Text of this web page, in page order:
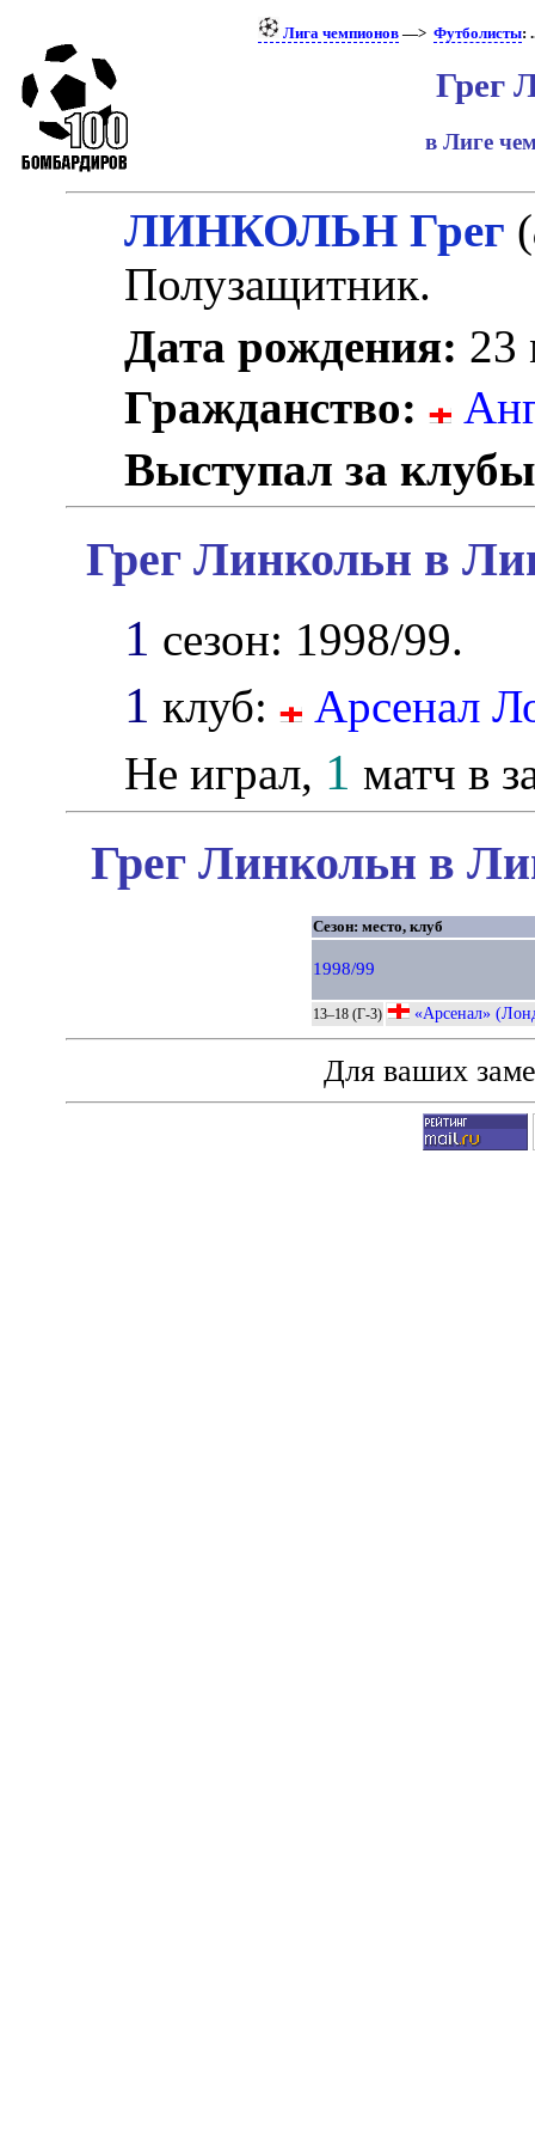
Лига чемпионов —>Футболисты:
Грег
в Лиге
ЛИНКОЛЬН Грег (
Полузащитник.
Дата рождения: 23
Гражданство:
Выступал за
Грег Линкольн в
1 сезон: 1998/99.
1 клуб:
Арсенал
Не играл, 1 матч в
Грег Линкольн в
Сезон: место, клуб
1998/99
13–18 (Г-3) «Арсенал»
Для ваших